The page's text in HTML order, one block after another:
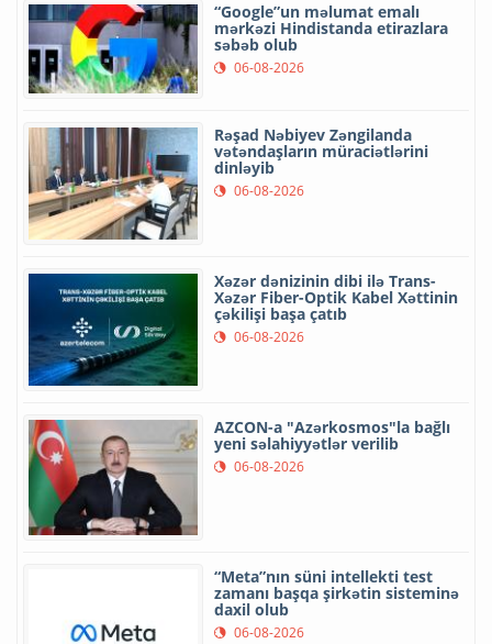
“Google”un məlumat emalı
mərkəzi Hindistanda etirazlara
səbəb olub
06-08-2026
Rəşad Nəbiyev Zəngilanda
vətəndaşların müraciətlərini
dinləyib
06-08-2026
Xəzər dənizinin dibi ilə Trans-
Xəzər Fiber-Optik Kabel Xəttinin
çəkilişi başa çatıb
06-08-2026
AZCON-a "Azərkosmos"la bağlı
yeni səlahiyyətlər verilib
06-08-2026
“Meta”nın süni intellekti test
zamanı başqa şirkətin sisteminə
daxil olub
06-08-2026